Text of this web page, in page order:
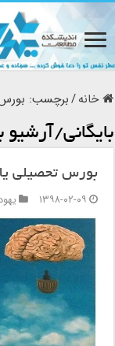
خانه/برچسب:
بایگانی/
بورس تحصیلی
۱۳۹۸-۰۲-۰۹